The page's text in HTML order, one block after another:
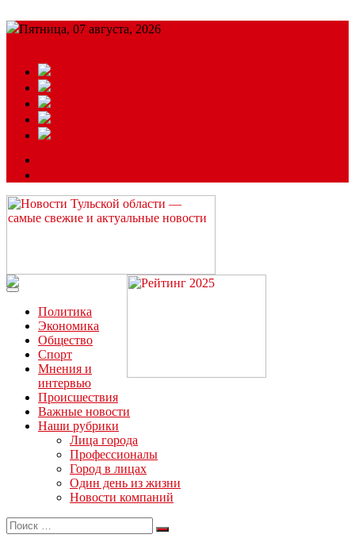
Пятница, 07 августа, 2026
Читайте последние новости дня в Тульской области на сайте
“ЗаНовомосковск”
Политика
Экономика
Общество
Спорт
Мнения и
интервью
Происшествия
Важные новости
Наши рубрики
Лица города
Профессионалы
Город в лицах
Один день из жизни
Новости компаний